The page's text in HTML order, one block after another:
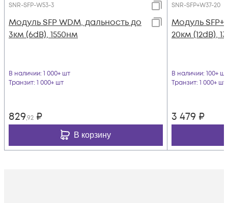
SNR-SFP-W53-3
Модуль SFP WDM, дальность до
3км (6dB), 1550нм
В наличии: 1 000+ шт
Транзит: 1 000+ шт
829,92 ₽
В корзину
SNR-SFP+W37-20
Модуль SFP+
20км (12dB),
В наличии: 100+ шт
Транзит: 1 000+ шт
3 479 ₽